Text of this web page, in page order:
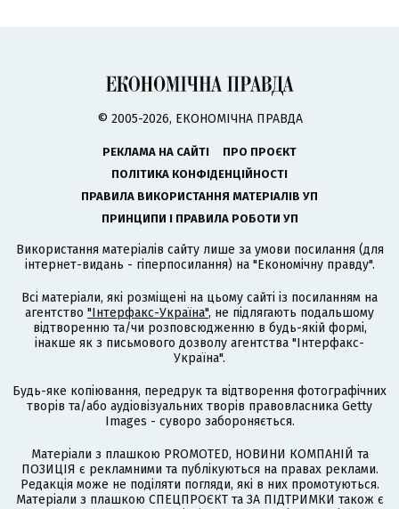
© 2005-2026, ЕКОНОМІЧНА ПРАВДА
РЕКЛАМА НА САЙТІ
ПРО ПРОЄКТ
ПОЛІТИКА КОНФІДЕНЦІЙНОСТІ
ПРАВИЛА ВИКОРИСТАННЯ МАТЕРІАЛІВ УП
ПРИНЦИПИ І ПРАВИЛА РОБОТИ УП
Використання матеріалів сайту лише за умови посилання (для
інтернет-видань - гіперпосилання) на "Економічну правду".
Всі матеріали, які розміщені на цьому сайті із посиланням на
агентство "Інтерфакс-Україна", не підлягають подальшому
відтворенню та/чи розповсюдженню в будь-якій формі,
інакше як з письмового дозволу агентства "Інтерфакс-
Україна".
Будь-яке копіювання, передрук та відтворення фотографічних
творів та/або аудіовізуальних творів правовласника Getty
Images - суворо забороняється.
Матеріали з плашкою PROMOTED, НОВИНИ КОМПАНІЙ та
ПОЗИЦІЯ є рекламними та публікуються на правах реклами.
Редакція може не поділяти погляди, які в них промотуються.
Матеріали з плашкою СПЕЦПРОЄКТ та ЗА ПІДТРИМКИ також є